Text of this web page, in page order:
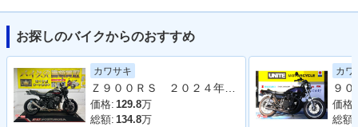
お探しのバイクからのおすすめ
カワサキ
Ｚ９００ＲＳ ２０２４年モデル 社外フルエキマフラー フェンダーレス ラジエーターカバー タンデムバー シート カスタム多数
価格: 129.8万
総額: 134.8万
カワ
価格:
総額: